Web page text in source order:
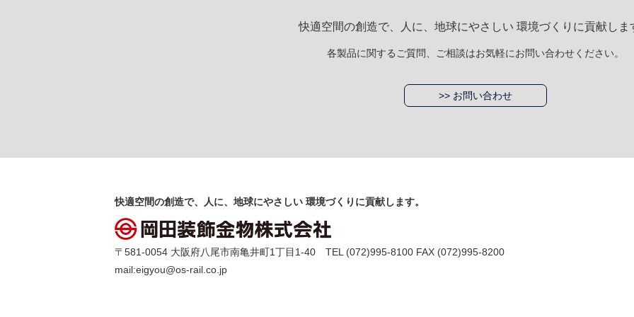
快適空間の創造で、人に、地球にやさしい 環境づくりに貢献しま
各製品に関するご質問、ご相談はお気軽にお問い合わせください。
>> お問い合わせ
快適空間の創造で、人に、地球にやさしい 環境づくりに貢献します。
〒581-0054 大阪府八尾市南亀井町1丁目1-40 TEL (072)995-8100 FAX (072)995-8200
mail:eigyou@os-rail.co.jp